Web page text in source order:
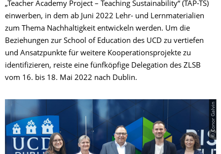
„Teacher Academy Project – Teaching Sustainability“ (TAP-TS)
einwerben, in dem ab Juni 2022 Lehr- und Lernmaterialien
zum Thema Nachhaltigkeit entwickeln werden. Um die
Beziehungen zur School of Education des UCD zu vertiefen
und Ansatzpunkte für weitere Kooperationsprojekte zu
identifizieren, reiste eine fünfköpfige Delegation des ZLSB
vom 16. bis 18. Mai 2022 nach Dublin.
© Conor Galvin